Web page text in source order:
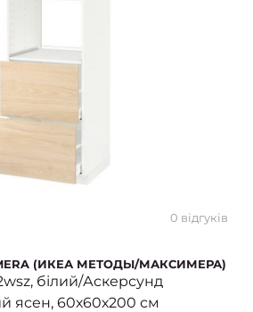
0 відгуків
(ИКЕА МЕТОДЫ/МАКСИМЕРА)
білий/Аскерсунд
ясен, 60х60х200 см